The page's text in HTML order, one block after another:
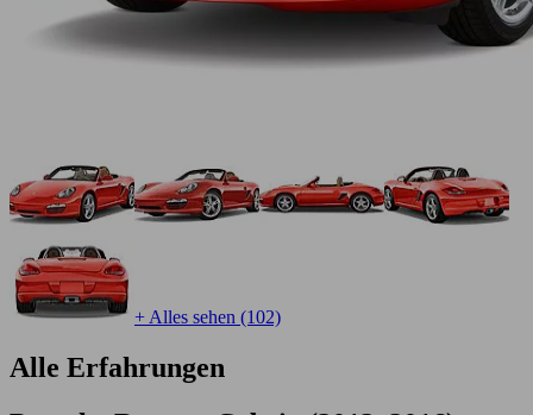
+ Alles sehen (102)
Alle Erfahrungen